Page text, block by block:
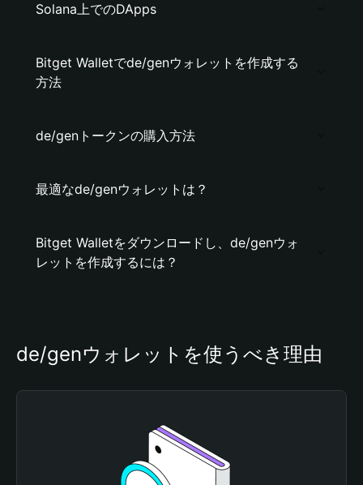
Solana上でのDApps
Bitget Walletでde/genウォレットを作成する
方法
de/genトークンの購入方法
最適なde/genウォレットは？
Bitget Walletをダウンロードし、de/genウォ
レットを作成するには？
de/genウォレットを使うべき理由